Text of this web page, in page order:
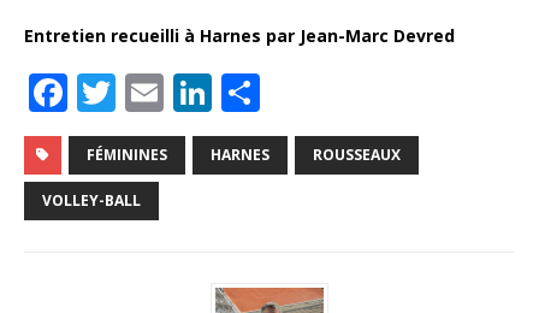
Entretien recueilli à Harnes par Jean-Marc Devred
F
a
c
e
T
w
it
te
E
m
ai
Li
n
k
n
ar
ta
r
FÉMININES HARNES ROUSSEAUX
VOLLEY-BALL